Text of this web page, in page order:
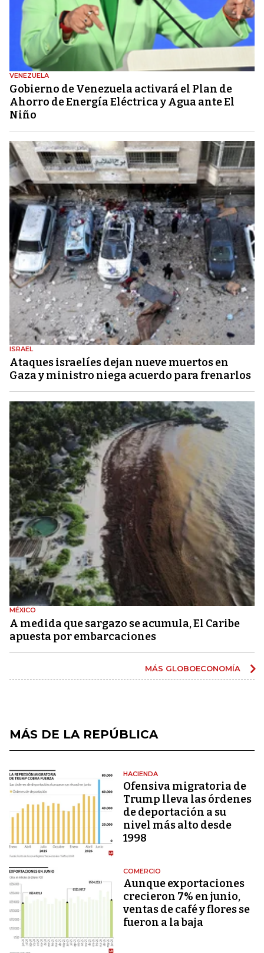
VENEZUELA
Gobierno de Venezuela activará el Plan de
Ahorro de Energía Eléctrica y Agua ante El
Niño
ISRAEL
Ataques israelíes dejan nueve muertos en
Gaza y ministro niega acuerdo para frenarlos
MÉXICO
A medida que sargazo se acumula, El Caribe
apuesta por embarcaciones
MÁS GLOBOECONOMÍA
MÁS DE LA REPÚBLICA
HACIENDA
Ofensiva migratoria de
Trump lleva las órdenes
de deportación a su
nivel más alto desde
1998
COMERCIO
Aunque exportaciones
crecieron 7% en junio,
ventas de café y flores se
fueron a la baja